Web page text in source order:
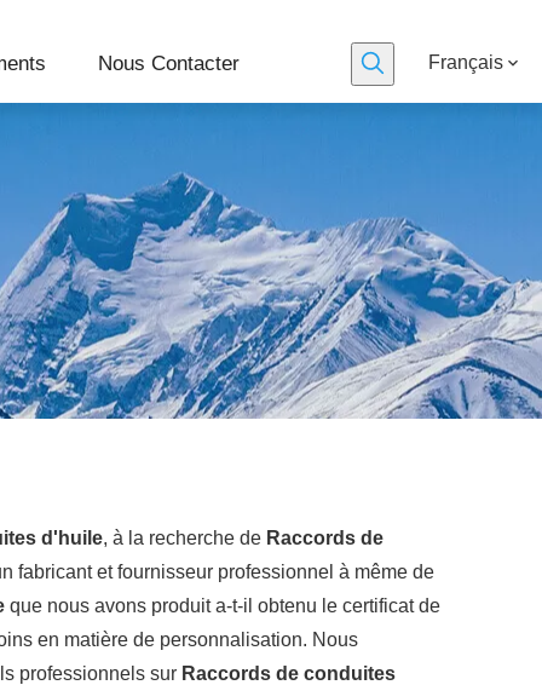
Nous Contacter Français
d'huile, à la recherche de Raccords de
fabricant et fournisseur professionnel à même de
que nous avons produit a-t-il obtenu le certificat de
en matière de personnalisation. Nous
professionnels sur Raccords de conduites